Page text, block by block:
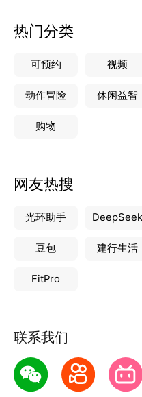
官方网站：http://
热门分类
可预约 视频
动作冒险 休闲益智
购物
网友热搜
光环助手 DeepSeek
豆包 建行生活
FitPro
联系我们